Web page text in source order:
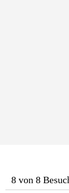
8 von 8